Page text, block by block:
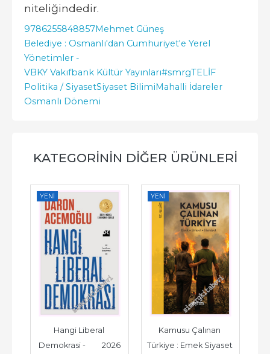
niteliğindedir.
9786255848857Mehmet Güneş
Belediye : Osmanlı'dan Cumhuriyet'e Yerel
Yönetimler -
VBKY Vakıfbank Kültür Yayınları#smrgTELİF
Politika / SiyasetSiyaset BilimiMahalli İdareler
Osmanlı Dönemi
KATEGORININ DIĞER ÜRÜNLERI
YENI
Hangi Liberal
Demokrasi -         2026
YENI
Kamusu Çalınan
Türkiye : Emek Siyaset